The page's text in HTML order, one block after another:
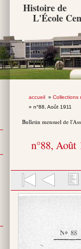
Histoire de
L'École
accueil» Collections
» n°88, Août 1911
Bulletin mensuel de
n°88, Août